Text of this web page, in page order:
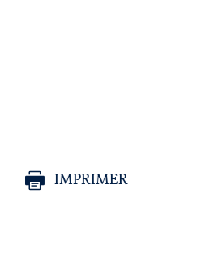
IMPRIMER